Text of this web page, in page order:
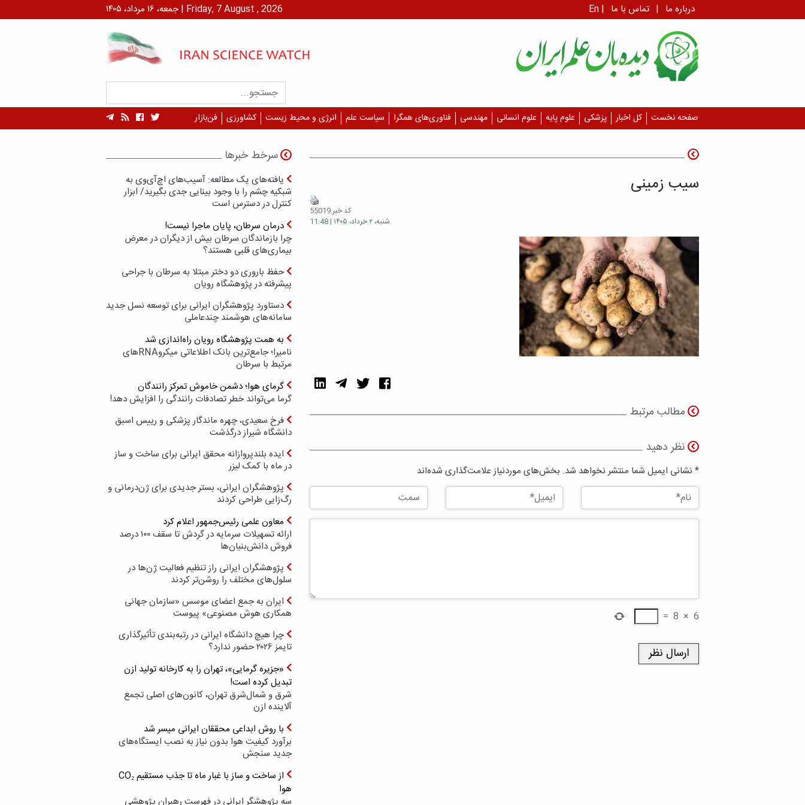
جمعه، ۱۶ مرداد، ۱۴۰۵ | Friday, 7 August , 2026 En | درباره ما | تماس با ما
صفحه نخست کل اخبار پزشکی علوم پایه علوم انسانی مهندسی فناوری‌های همگرا سیاست علم انرژی و محیط زیست کشاورزی فن‌بازار
سیب زمینی
کد خبر:55019
شنبه، ۲ خرداد، ۱۴۰۵ | 11:48
مطالب مرتبط
نظر دهید
* نشانی ایمیل شما منتشر نخواهد شد. بخش‌های موردنیاز علامت‌گذاری شده‌اند
6
×
8
=
سرخط خبرها
یافته‌های یک مطالعه: آسیب‌های اچ‌آی‌وی به
شبکیه چشم را با وجود بینایی جدی بگیرید/ ابزار
کنترل در دسترس است
درمان سرطان، پایان ماجرا نیست!
چرا بازماندگان سرطان بیش از دیگران در معرض
بیماری‌های قلبی هستند؟
حفظ باروری دو دختر مبتلا به سرطان با جراحی
پیشرفته در پژوهشگاه رویان
دستاورد پژوهشگران ایرانی برای توسعه نسل جدید
سامانه‌های هوشمند چندعاملی
به همت پژوهشگاه رویان راه‌اندازی شد
نامیرا؛ جامع‌ترین بانک اطلاعاتی میکروRNAهای
مرتبط با سرطان
گرمای هوا؛ دشمن خاموش تمرکز رانندگان
گرما می‌تواند خطر تصادفات رانندگی را افزایش دهد!
فرخ سعیدی، چهره ماندگار پزشکی و رییس اسبق
دانشگاه شیراز درگذشت
ایده بلندپروازانه محقق ایرانی برای ساخت و ساز
در ماه با کمک لیزر
پژوهشگران ایرانی، بستر جدیدی برای ژن‌درمانی و
رگ‌زایی طراحی کردند
معاون علمی رئیس‌جمهور اعلام کرد
ارائه تسهیلات سرمایه در گردش تا سقف ۱۰۰ درصد
فروش دانش‌بنیان‌ها
پژوهشگران ایرانی راز تنظیم فعالیت ژن‌ها در
سلول‌های مختلف را روشن‌تر کردند
ایران به جمع اعضای موسس «سازمان جهانی
همکاری هوش مصنوعی» پیوست
چرا هیچ دانشگاه ایرانی در رتبه‌بندی تأثیرگذاری
تایمز ۲۰۲۶ حضور ندارد؟
«جزیره گرمایی»، تهران را به کارخانه تولید ازن
تبدیل کرده است!
شرق و شمال‌شرق تهران، کانون‌های اصلی تجمع
آلاینده ازن
با روش ابداعی محققان ایرانی میسر شد
برآورد کیفیت هوا بدون نیاز به نصب ایستگاه‌های
جدید سنجش
از ساخت و ساز با غبار ماه تا جذب مستقیم CO₂
هوا
سه پژوهشگر ایرانی در فهرست رهبران پژوهشی